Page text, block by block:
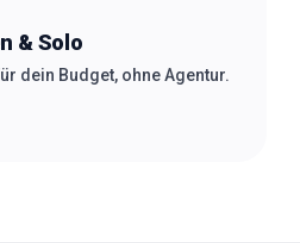
& Solo
dein Budget, ohne Agentur.